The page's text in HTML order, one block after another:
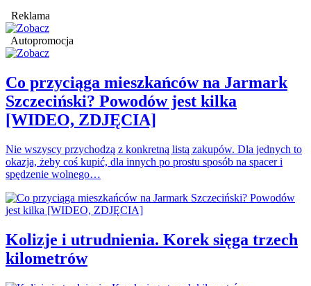
Reklama
Autopromocja
Co przyciąga mieszkańców na Jarmark
Szczeciński? Powodów jest kilka
[WIDEO, ZDJĘCIA]
Nie wszyscy przychodzą z konkretną listą zakupów. Dla jednych to
okazja, żeby coś kupić, dla innych po prostu sposób na spacer i
spędzenie wolnego…
Kolizje i utrudnienia. Korek sięga trzech
kilometrów